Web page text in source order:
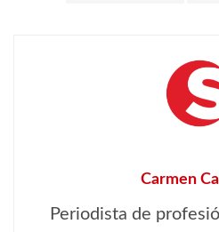
Carmen
Periodista de